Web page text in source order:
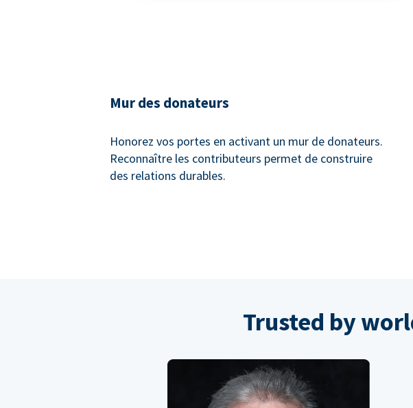
Mur des donateurs
Honorez vos portes en activant un mur de donateurs.
Reconnaître les contributeurs permet de construire
des relations durables.
Trusted by